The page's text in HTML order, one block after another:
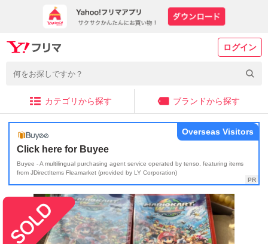
ログイン
カテゴリから探す ブランドから探す
Click here for Buyee
Buyee - A multilingual purchasing agent service operated by tenso, featuring items
from JDirectItems Fleamarket (provided by LY Corporation)
Overseas Visitors